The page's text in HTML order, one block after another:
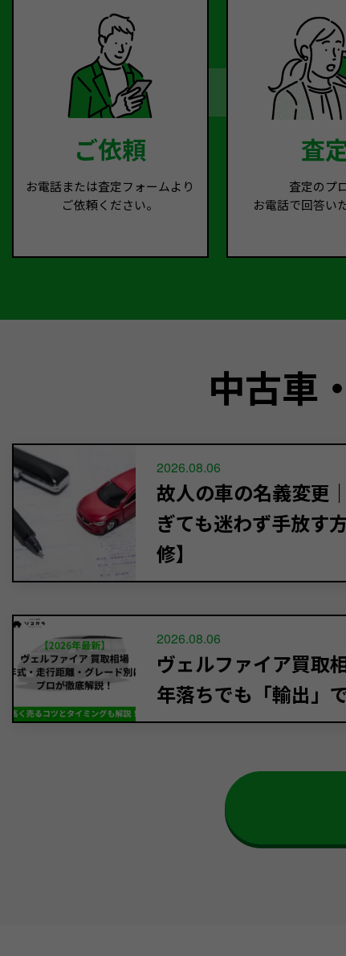
ご依頼
お電話または査定フォームより
ご依頼ください。
査
査定のプ
お電話で回答い
中古車
2026.08.06
故人の車の名義変更
ぎても迷わず手放す
修】
2026.08.06
ヴェルファイア買取
年落ちでも「輸出」